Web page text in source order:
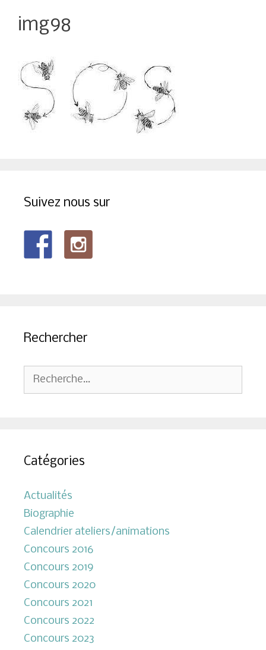
img98
Suivez nous sur
Rechercher
Rechercher :
Catégories
Actualités
Biographie
Calendrier ateliers/animations
Concours 2016
Concours 2019
Concours 2020
Concours 2021
Concours 2022
Concours 2023